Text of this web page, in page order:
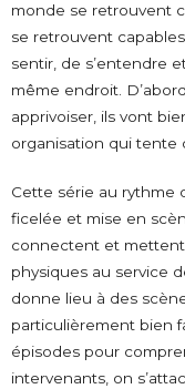
monde se retrouvent
se retrouvent
sentir, de s’entendre
même endroit.
apprivoiser, ils vont
organisation qui tente
Cette série au rythme
ficelée et mise en
connectent et
physiques au service
donne lieu à des
particulièrement bien
épisodes pour
intervenants, on